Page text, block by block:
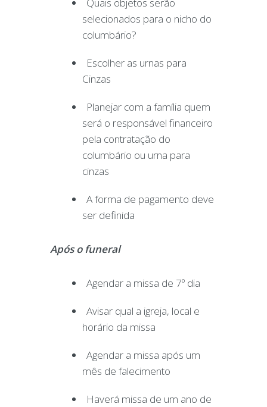
selecionados para o nicho do
columbário?
Escolher as urnas para
Cinzas
Planejar com a família quem
será o responsável financeiro
pela contratação do
columbário ou urna para
cinzas
A forma de pagamento deve
ser definida
Após o funeral
Agendar a missa de 7º dia
Avisar qual a igreja, local e
horário da missa
Agendar a missa após um
mês de falecimento
Haverá missa de um ano de